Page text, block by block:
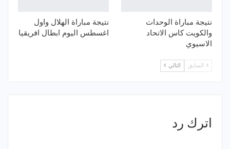
نتيجة مباراة الوحدات
والكويت كاس الاتحاد
الاسيوي
نتيجة مباراة الهلال واول
اغسطس اليوم ابطال افريقيا
السابق التالي
اترك رد